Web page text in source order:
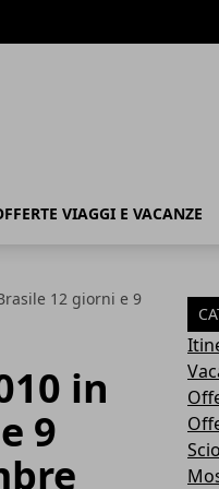
VIAGGI E VACANZE
12 giorni e 9
in
9